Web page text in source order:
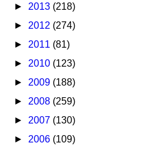
► 2013 (218)
► 2012 (274)
► 2011 (81)
► 2010 (123)
► 2009 (188)
► 2008 (259)
► 2007 (130)
► 2006 (109)